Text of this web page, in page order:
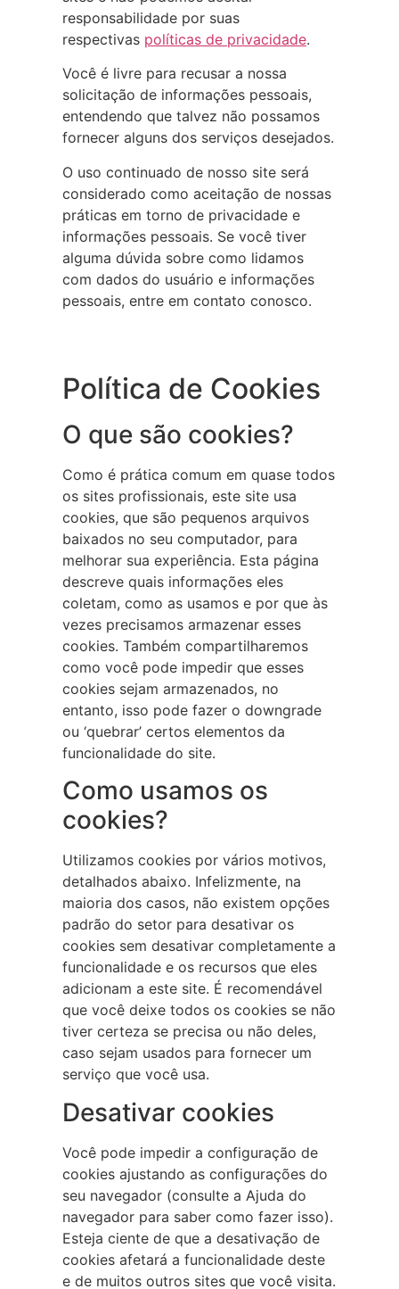
responsabilidade por suas
respectivas políticas de privacidade.
Você é livre para recusar a nossa
solicitação de informações pessoais,
entendendo que talvez não possamos
fornecer alguns dos serviços desejados.
O uso continuado de nosso site será
considerado como aceitação de nossas
práticas em torno de privacidade e
informações pessoais. Se você tiver
alguma dúvida sobre como lidamos
com dados do usuário e informações
pessoais, entre em contato conosco.
Política de Cookies
O que são cookies?
Como é prática comum em quase todos
os sites profissionais, este site usa
cookies, que são pequenos arquivos
baixados no seu computador, para
melhorar sua experiência. Esta página
descreve quais informações eles
coletam, como as usamos e por que às
vezes precisamos armazenar esses
cookies. Também compartilharemos
como você pode impedir que esses
cookies sejam armazenados, no
entanto, isso pode fazer o downgrade
ou ‘quebrar’ certos elementos da
funcionalidade do site.
Como usamos os
cookies?
Utilizamos cookies por vários motivos,
detalhados abaixo. Infelizmente, na
maioria dos casos, não existem opções
padrão do setor para desativar os
cookies sem desativar completamente a
funcionalidade e os recursos que eles
adicionam a este site. É recomendável
que você deixe todos os cookies se não
tiver certeza se precisa ou não deles,
caso sejam usados para fornecer um
serviço que você usa.
Desativar cookies
Você pode impedir a configuração de
cookies ajustando as configurações do
seu navegador (consulte a Ajuda do
navegador para saber como fazer isso).
Esteja ciente de que a desativação de
cookies afetará a funcionalidade deste
e de muitos outros sites que você visita.